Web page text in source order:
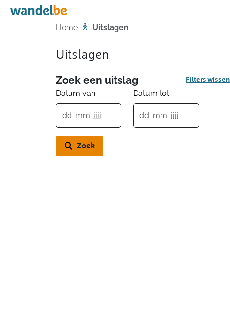
Home
Home Uitslagen
Uitslagen
Zoek een uitslag Filters wissen
Datum van Datum tot
Zoek